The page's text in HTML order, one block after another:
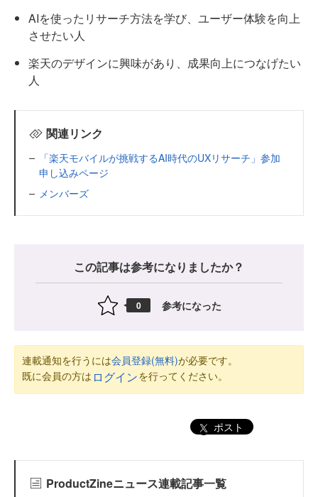
AIを使ったリサーチ方法を学び、ユーザー体験を向上
させたい人
楽天のデザインに興味があり、成果向上につなげたい
人
関連リンク
「楽天モバイルが挑戦するAI時代のUXリサーチ」参加
申し込みページ
メンバーズ
この記事は参考になりましたか？
0 参考になった
連載通知を行うには会員登録(無料)が必要です。
既に会員の方は ログインを行ってください。
ポスト
ProductZineニュース連載記事一覧